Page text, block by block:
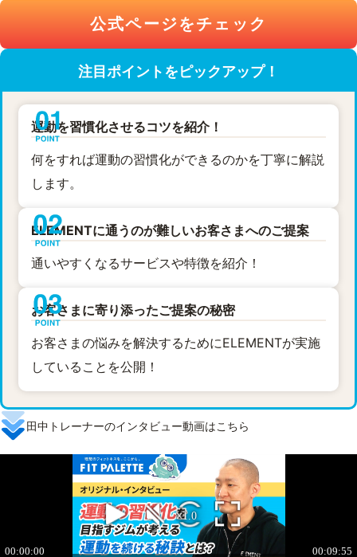
公式ページをチェック
注目ポイントをピックアップ！
運動を習慣化させるコツを紹介！
何をすれば運動の習慣化ができるのかを丁寧に解説
します。
ELEMENTに通うのが難しいお客さまへのご提案
通いやすくなるサービスや特徴を紹介！
お客さまに寄り添ったご提案の秘密
お客さまの悩みを解決するためにELEMENTが実施
していることを公開！
田中トレーナーのインタビュー動画はこちら